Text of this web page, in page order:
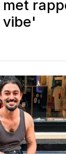
vibe'